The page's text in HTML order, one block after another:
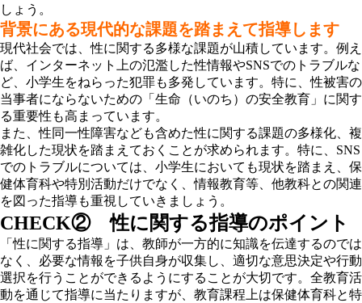
しょう。
背景にある現代的な課題を踏まえて指導します
現代社会では、性に関する多様な課題が山積しています。例え
ば、インターネット上の氾濫した性情報やSNSでのトラブルな
ど、小学生をねらった犯罪も多発しています。特に、性被害の
当事者にならないための「生命（いのち）の安全教育」 に関す
る重要性も高まっています。
また、性同一性障害なども含めた性に関する課題の多様化、複
雑化した現状を踏まえておくことが求められます。特に、SNS
でのトラブルについては、小学生においても現状を踏まえ、保
健体育科や特別活動だけでなく、情報教育等、他教科との関連
を図った指導も重視していきましょう。
CHECK② 性に関する指導のポイント
「性に関する指導」は、教師が一方的に知識を伝達するのでは
なく、必要な情報を子供自身が収集し、適切な意思決定や行動
選択を行うことができるようにすることが大切です。全教育活
動を通じて指導に当たりますが、教育課程上は保健体育科と特